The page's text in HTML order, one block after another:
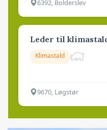
6392, Bolderslev
Leder til
Klimastald
9670, Løgstør